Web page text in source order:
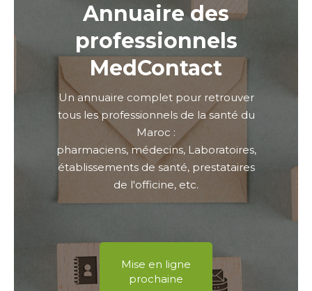
Annuaire des
professionnels
MedContact
Un annuaire complet pour retrouver
tous les professionnels de la santé du
Maroc :
pharmaciens, médecins, Laboratoires,
établissements de santé, prestataires
de l'officine, etc.
Mise en ligne
prochaine